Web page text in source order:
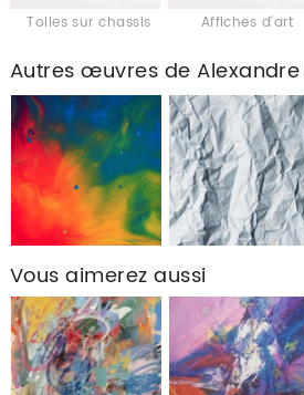
Toiles sur chassis Affiches d'art
Autres œuvres de Alexandre
Vous aimerez aussi